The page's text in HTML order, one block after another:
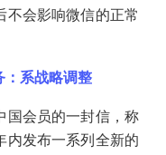
不会影响微信的正常
：系战略调整
国会员的一封信，称
内发布一系列全新的